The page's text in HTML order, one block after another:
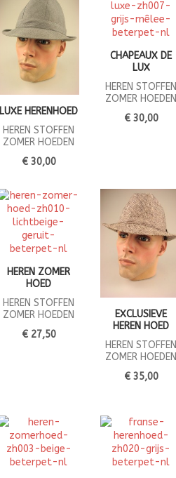
LUXE HERENHOED
HEREN STOFFEN
ZOMER HOEDEN
€ 30,00
CHAPEAUX DE
LUX
HEREN STOFFEN
ZOMER HOEDEN
€ 30,00
HEREN ZOMER
HOED
HEREN STOFFEN
ZOMER HOEDEN
€ 27,50
EXCLUSIEVE
HEREN HOED
HEREN STOFFEN
ZOMER HOEDEN
€ 35,00